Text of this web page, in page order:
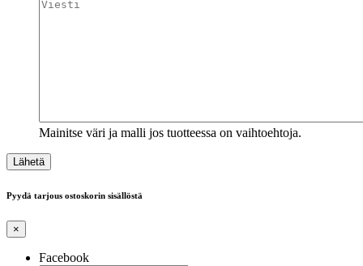
Mainitse väri ja malli jos tuotteessa on vaihtoehtoja.
Pyydä tarjous ostoskorin sisällöstä
×
Facebook